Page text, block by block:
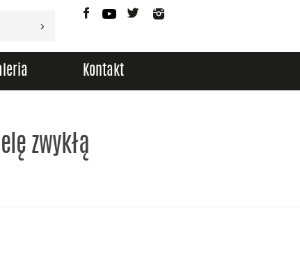
FacebookYouTubeTwitter
Kontakt
zwykłą